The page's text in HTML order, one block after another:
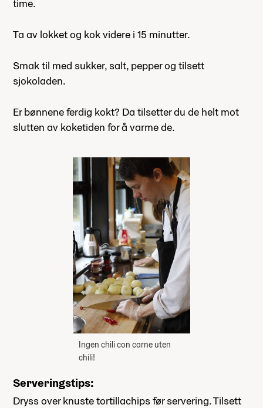
time.
Ta av lokket og kok videre i 15 minutter.
Smak til med sukker, salt, pepper og tilsett
sjokoladen.
Er bønnene ferdig kokt? Da tilsetter du de helt mot
slutten av koketiden for å varme de.
Ingen chili con carne uten
chili!
Serveringstips:
Dryss over knuste tortillachips før servering. Tilsett